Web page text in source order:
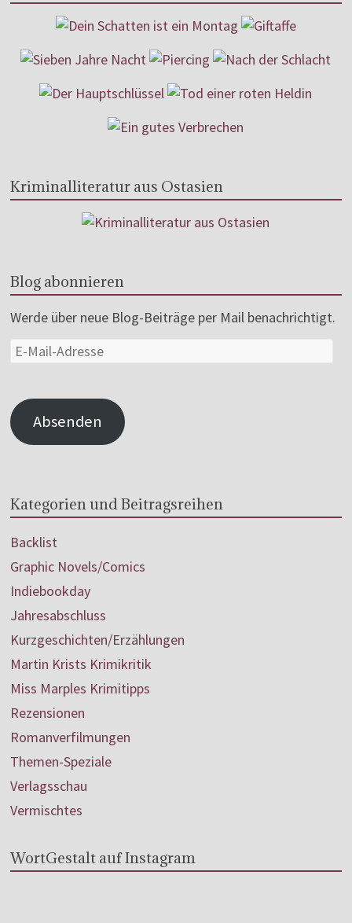
Kriminalliteratur aus Ostasien
Blog abonnieren
Werde über neue Blog-Beiträge per Mail benachrichtigt.
Absenden
Kategorien und Beitragsreihen
Backlist
Graphic Novels/Comics
Indiebookday
Jahresabschluss
Kurzgeschichten/Erzählungen
Martin Krists Krimikritik
Miss Marples Krimitipps
Rezensionen
Romanverfilmungen
Themen-Speziale
Verlagsschau
Vermischtes
WortGestalt auf Instagram